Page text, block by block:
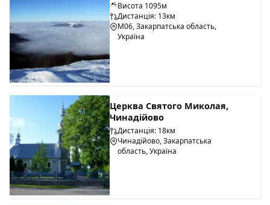
Висота 1095м
Дистанція: 13км
М06, Закарпатська область,
Україна
Церква Святого Миколая,
Чинадійово
Дистанція: 18км
Чинадійово, Закарпатська
область, Україна